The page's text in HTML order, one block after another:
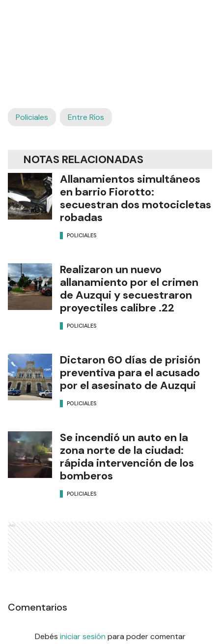
Policiales Entre Ríos
NOTAS RELACIONADAS
Allanamientos simultáneos
en barrio Fiorotto:
secuestran dos motocicletas
robadas
POLICIALES
Realizaron un nuevo
allanamiento por el crimen
de Auzqui y secuestraron
proyectiles calibre .22
POLICIALES
Dictaron 60 días de prisión
preventiva para el acusado
por el asesinato de Auzqui
POLICIALES
Se incendió un auto en la
zona norte de la ciudad:
rápida intervención de los
bomberos
POLICIALES
Ads
Comentarios
Debés iniciar sesión para poder comentar